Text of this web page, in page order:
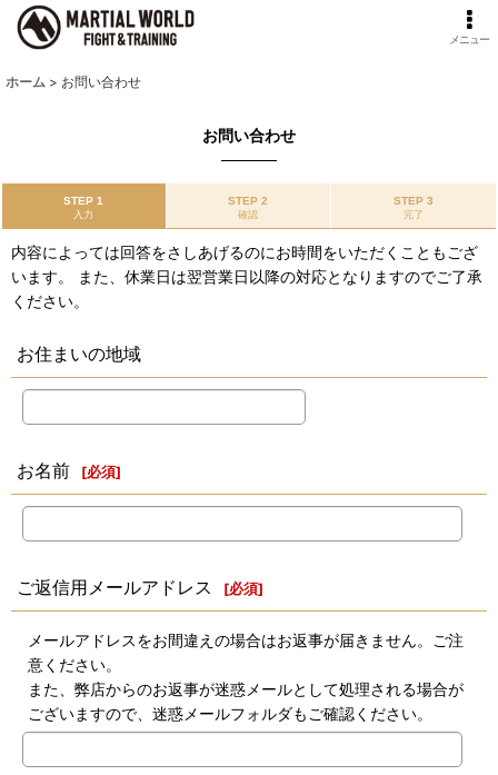
メニュー
ホーム > お問い合わせ
お問い合わせ
STEP 1
入力
STEP 2
確認
STEP 3
完了
内容によっては回答をさしあげるのにお時間をいただくこともござ
います。 また、休業日は翌営業日以降の対応となりますのでご了承
ください。
お住まいの地域
お名前 [必須]
ご返信用メールアドレス [必須]
メールアドレスをお間違えの場合はお返事が届きません。ご注
意ください。
また、弊店からのお返事が迷惑メールとして処理される場合が
ございますので、迷惑メールフォルダもご確認ください。